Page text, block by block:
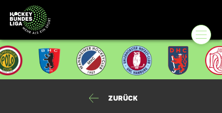
Zurück